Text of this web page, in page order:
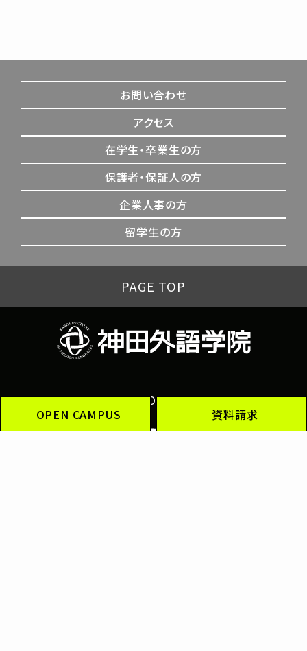
OPEN CAMPUS 資料請求
お問い合わせ
アクセス
在学生・卒業生の方
保護者・保証人の方
企業人事の方
留学生の方
PAGE TOP
OFFICIAL SOCIAL MEDIA